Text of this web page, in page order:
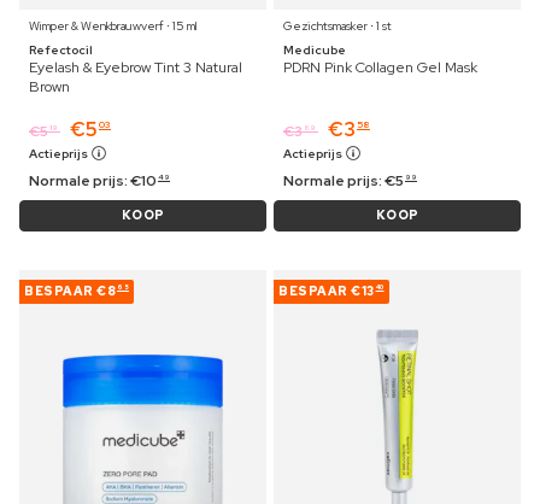
Wimper & Wenkbrauwverf ⋅ 15 ml
Refectocil
Eyelash & Eyebrow Tint 3 Natural
Brown
€519 €5 03
Actieprijs
Normale prijs:€10 49
KOOP
Gezichtsmasker ⋅ 1 st
Medicube
PDRN Pink Collagen Gel Mask
€3 69 €3 58
Actieprijs
Normale prijs:€5 99
KOOP
BESPAAR €8 65 BESPAAR €13 40